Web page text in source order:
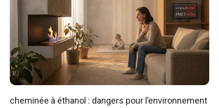
cheminée à éthanol : dangers pour l’environnement